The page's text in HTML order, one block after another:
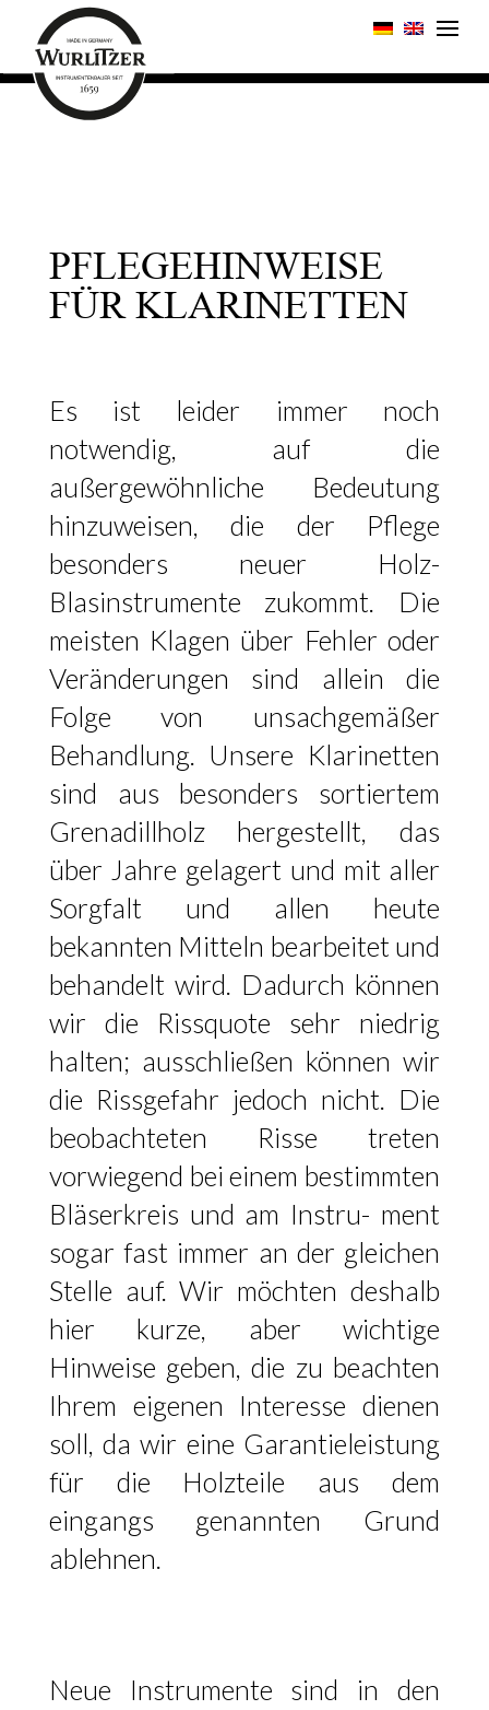
PFLEGEHINWEISE
FÜR KLARINETTEN
Es ist leider immer noch
notwendig, auf die
außergewöhnliche Bedeutung
hinzuweisen, die der Pflege
besonders neuer Holz-
Blasinstrumente zukommt. Die
meisten Klagen über Fehler oder
Veränderungen sind allein die
Folge von unsachgemäßer
Behandlung. Unsere Klarinetten
sind aus besonders sortiertem
Grenadillholz hergestellt, das
über Jahre gelagert und mit aller
Sorgfalt und allen heute
bekannten Mitteln bearbeitet und
behandelt wird. Dadurch können
wir die Rissquote sehr niedrig
halten; ausschließen können wir
die Rissgefahr jedoch nicht. Die
beobachteten Risse treten
vorwiegend bei einem bestimmten
Bläserkreis und am Instru- ment
sogar fast immer an der gleichen
Stelle auf. Wir möchten deshalb
hier kurze, aber wichtige
Hinweise geben, die zu beachten
Ihrem eigenen Interesse dienen
soll, da wir eine Garantieleistung
für die Holzteile aus dem
eingangs genannten Grund
ablehnen.
Neue Instrumente sind in den